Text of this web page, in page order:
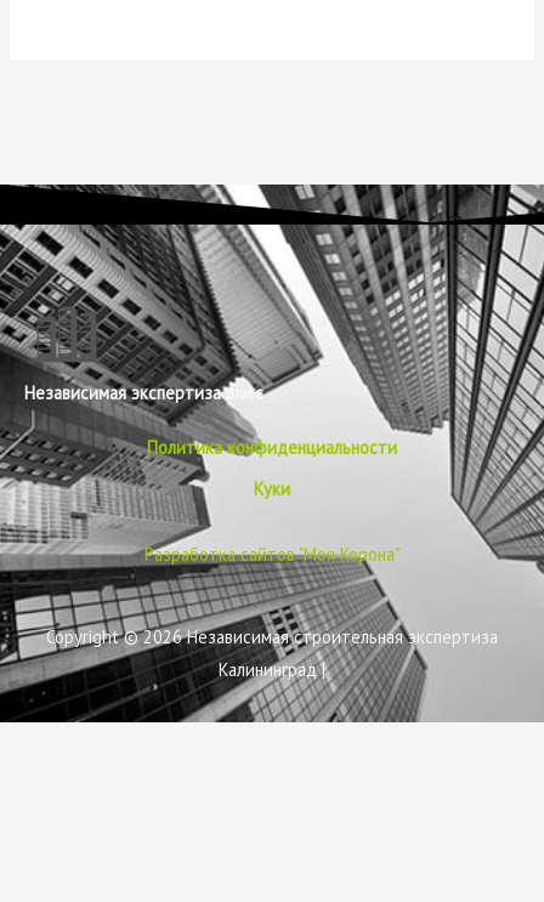
Независимая экспертиза плюс
Политика конфиденциальности
Куки
Разработка сайтов "Моя Корона"
Copyright © 2026Независимая строительная экспертиза
Калининград|